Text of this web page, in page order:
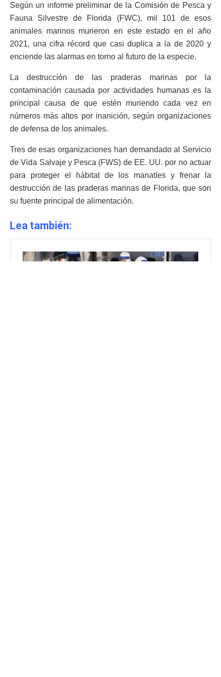
Según un informe preliminar de la Comisión de Pesca y
Fauna Silvestre de Florida (FWC), mil 101 de esos
animales marinos murieron en este estado en el año
2021, una cifra récord que casi duplica a la de 2020 y
enciende las alarmas en torno al futuro de la especie.
La destrucción de las praderas marinas por la
contaminación causada por actividades humanas es la
principal causa de que estén muriendo cada vez en
números más altos por inanición, según organizaciones
de defensa de los animales.
Tres de esas organizaciones han demandado al Servicio
de Vida Salvaje y Pesca (FWS) de EE. UU. por no actuar
para proteger el hábitat de los manatíes y frenar la
destrucción de las praderas marinas de Florida, que son
su fuente principal de alimentación.
Lea también: